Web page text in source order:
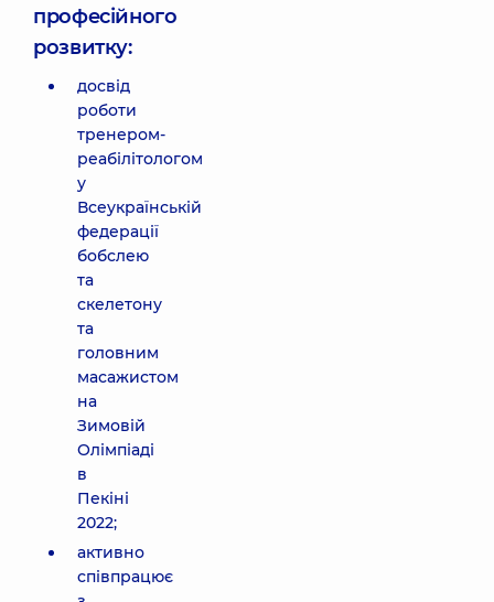
професійного
розвитку:
досвід
роботи
тренером-
реабілітологом
у
Всеукраїнській
федерації
бобслею
та
скелетону
та
головним
масажистом
на
Зимовій
Олімпіаді
в
Пекіні
2022;
активно
співпрацює